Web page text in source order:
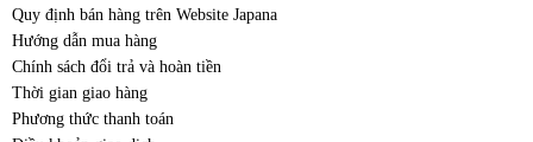
Quy định bán hàng trên Website Japana
Hướng dẫn mua hàng
Chính sách đổi trả và hoàn tiền
Thời gian giao hàng
Phương thức thanh toán